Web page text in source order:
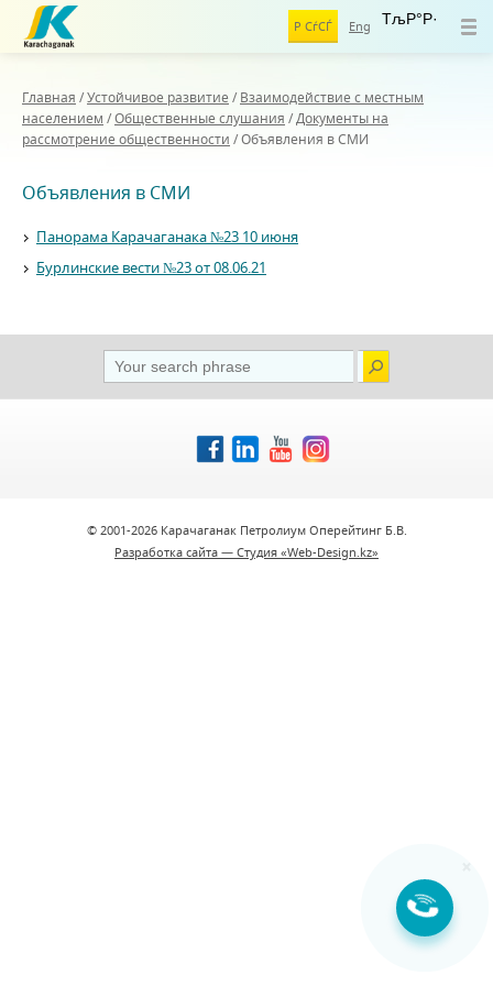
ТљР°Р·
Р СѓСЃ Eng
Главная /Устойчивое развитие / Взаимодействие с местным
населением /Общественные слушания /Документы на
рассмотрение общественности /Объявления в СМИ
Объявления в СМИ
Панорама Карачаганака №23 10 июня
Бурлинские вести №23 от 08.06.21
© 2001-2026 Карачаганак Петролиум Оперейтинг Б.В.
Разработка сайта — Студия «Web-Design.kz»
×